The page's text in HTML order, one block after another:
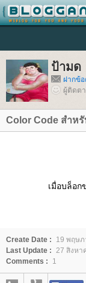
ป้ามด
ฝากข้
ผู้ติดต
Color Code สำห
เมื่อบล็อก
Create Date :
19 พฤษ
Last Update : 27 สิงหา
Comments :
1